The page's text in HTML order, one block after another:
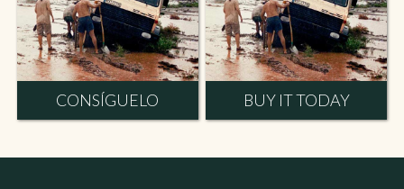
CONSÍGUELO BUY IT TODAY